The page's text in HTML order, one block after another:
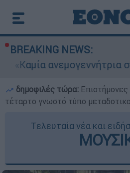
BREAKING NEWS:
στις πληγείσες
δημοφιλές τώρα:
τέταρτο γνωστό τύπο
Τελευταία νέα και